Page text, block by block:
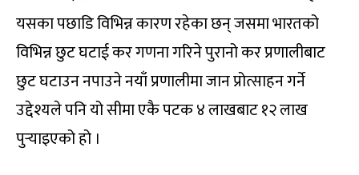
यसका पछाडि विभिन्न कारण रहेका छन् जसमा भारतको
विभिन्न छुट घटाई कर गणना गरिने पुरानो कर प्रणालीबाट
छुट घटाउन नपाउने नयाँ प्रणालीमा जान प्रोत्साहन गर्ने
उद्देश्यले पनि यो सीमा एकै पटक ४ लाखबाट १२ लाख
पुर्‍याइएको हो ।